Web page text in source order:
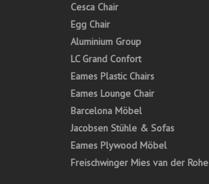
Cesca Chair
Egg Chair
Aluminium Group
LC Grand Confort
Eames Plastic Chairs
Eames Lounge Chair
Barcelona Möbel
Jacobsen Stühle & Sofas
Eames Plywood Möbel
Freischwinger Mies van der Rohe